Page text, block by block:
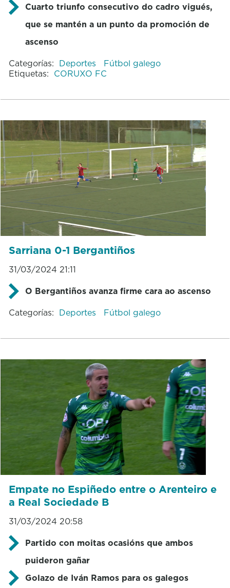
Cuarto triunfo consecutivo do cadro vigués,
que se mantén a un punto da promoción de
ascenso
Categorías: Deportes
Fútbol galego
Etiquetas: CORUXO FC
Sarriana 0-1 Bergantiños
31/03/2024 21:11
O Bergantiños avanza firme cara ao ascenso
Categorías: Deportes Fútbol galego
Empate no Espiñedo entre o Arenteiro e
a Real Sociedade B
31/03/2024 20:58
Partido con moitas ocasións que ambos
puideron gañar
Golazo de Iván Ramos para os galegos